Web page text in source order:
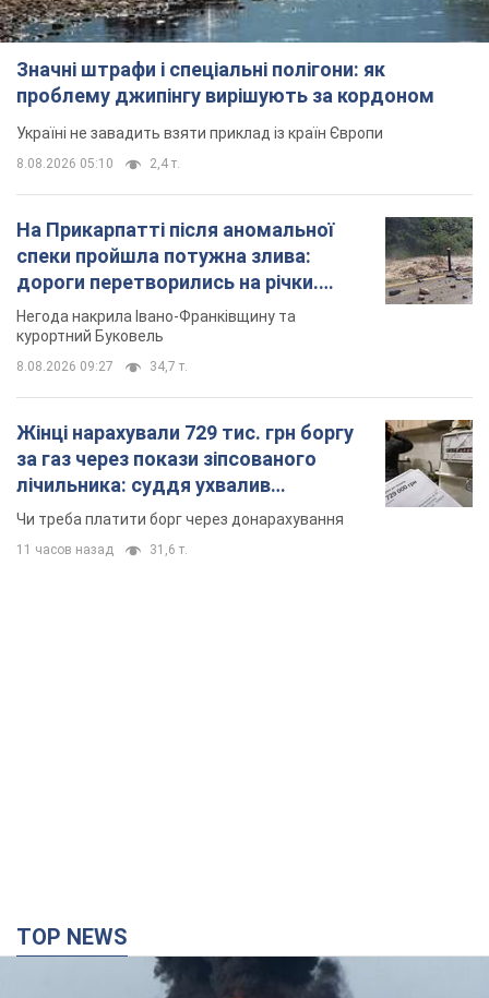
Значні штрафи і спеціальні полігони: як
проблему джипінгу вирішують за кордоном
Україні не завадить взяти приклад із країн Європи
8.08.2026 05:10 2,4 т.
На Прикарпатті після аномальної
спеки пройшла потужна злива:
дороги перетворились на річки.
Відео
Негода накрила Івано-Франківщину та
курортний Буковель
8.08.2026 09:27 34,7 т.
Жінці нарахували 729 тис. грн боргу
за газ через покази зіпсованого
лічильника: суддя ухвалив
неочікуване рішення
Чи треба платити борг через донарахування
11 часов назад 31,6 т.
TOP NEWS